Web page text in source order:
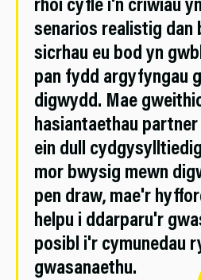
senarios realistig dan
sicrhau eu bod yn
pan fydd argyfyngau
digwydd. Mae
hasiantaethau
ein dull
mor bwysig mewn
pen draw, mae'r
helpu i ddarparu'r
posibl i'r cymunedau
gwasanaethu.